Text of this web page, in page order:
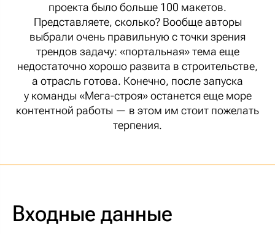
проекта было больше 100 макетов.
Представляете, сколько? Вообще авторы
выбрали очень правильную с точки зрения
трендов задачу: «портальная» тема еще
недостаточно хорошо развита в строительстве,
а отрасль готова. Конечно, после запуска
у команды «Мега-строя» останется еще море
контентной работы — в этом им стоит пожелать
терпения.
Входные данные